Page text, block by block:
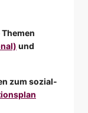
und
zum sozial-